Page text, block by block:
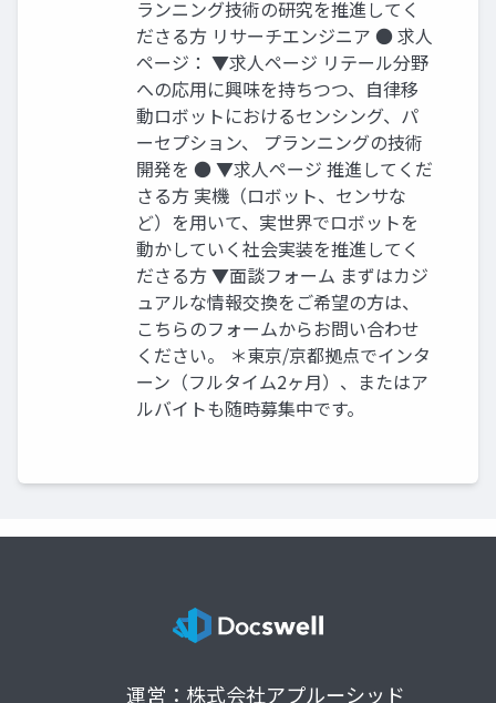
ランニング技術の研究を推進してく
ださる方 リサーチエンジニア ● 求人
ページ： ▼求人ページ リテール分野
への応用に興味を持ちつつ、自律移
動ロボットにおけるセンシング、パ
ーセプション、 プランニングの技術
開発を ● ▼求人ページ 推進してくだ
さる方 実機（ロボット、センサな
ど）を用いて、実世界でロボットを
動かしていく社会実装を推進してく
ださる方 ▼面談フォーム まずはカジ
ュアルな情報交換をご希望の方は、
こちらのフォームからお問い合わせ
ください。 ＊東京/京都拠点でインタ
ーン（フルタイム2ヶ月）、またはア
ルバイトも随時募集中です。
運営：株式会社アプルーシッド